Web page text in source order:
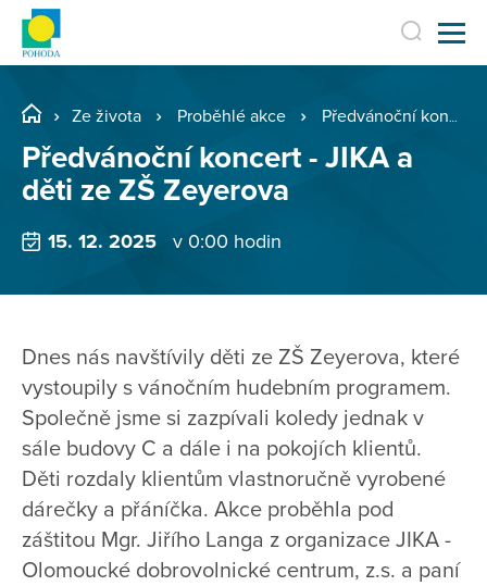
Ze života Proběhlé akce Předvánoční koncert - JIKA a děti ze ZŠ Zeyerova
Předvánoční koncert - JIKA a
děti ze ZŠ Zeyerova
15. 12. 2025 v 0:00 hodin
Dnes nás navštívily děti ze ZŠ Zeyerova, které
vystoupily s vánočním hudebním programem.
Společně jsme si zazpívali koledy jednak v
sále budovy C a dále i na pokojích klientů.
Děti rozdaly klientům vlastnoručně vyrobené
dárečky a přáníčka. Akce proběhla pod
záštitou Mgr. Jiřího Langa z organizace JIKA -
Olomoucké dobrovolnické centrum, z.s. a paní